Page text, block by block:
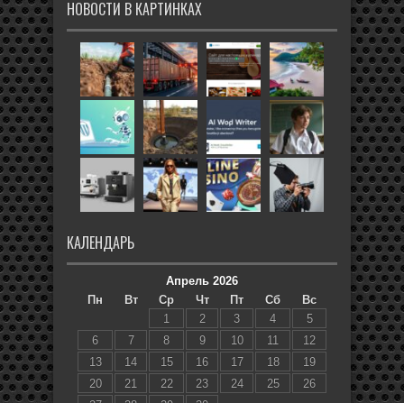
НОВОСТИ В КАРТИНКАХ
КАЛЕНДАРЬ
Апрель 2026
Пн
Вт Ср Чт Пт Сб
Вс
1
2 3 4
5
6
7 8 9 10 11
12
13
14 15 16 17 18
19
20
21 22 23 24 25
26